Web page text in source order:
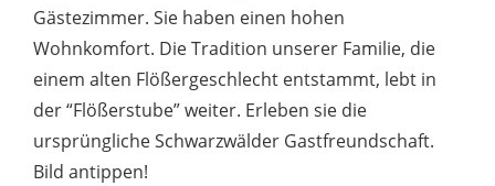
Gästezimmer. Sie haben einen hohen
Wohnkomfort. Die Tradition unserer Familie, die
einem alten Flößergeschlecht entstammt, lebt in
der “Flößerstube” weiter. Erleben sie die
ursprüngliche Schwarzwälder Gastfreundschaft.
Bild antippen!